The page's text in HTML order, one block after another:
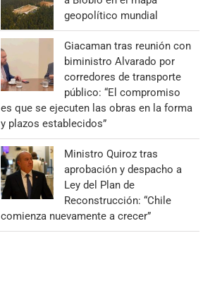
geopolítico mundial
Giacaman tras reunión con
biministro Alvarado por
corredores de transporte
público: “El compromiso
es que se ejecuten las obras en la forma
y plazos establecidos”
Ministro Quiroz tras
aprobación y despacho a
Ley del Plan de
Reconstrucción: “Chile
comienza nuevamente a crecer”